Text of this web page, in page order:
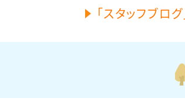
「スタッフブロ